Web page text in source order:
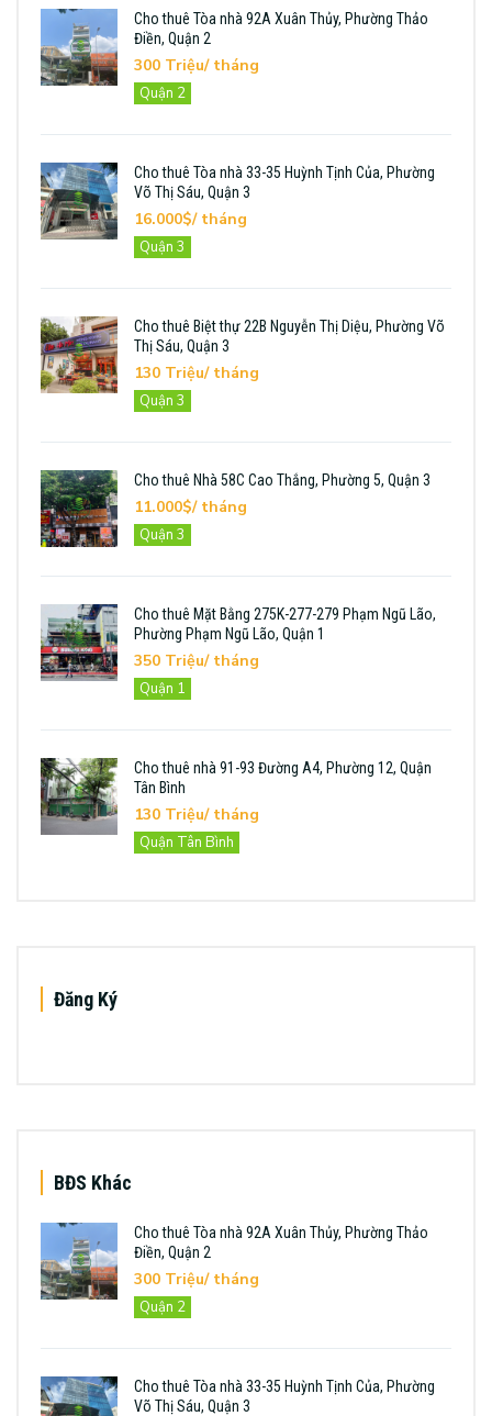
Cho thuê Tòa nhà 92A Xuân Thủy, Phường Thảo
Điền, Quận 2
300 Triệu/ tháng
Quận 2
Cho thuê Tòa nhà 33-35 Huỳnh Tịnh Của, Phường
Võ Thị Sáu, Quận 3
16.000$/ tháng
Quận 3
Cho thuê Biệt thự 22B Nguyễn Thị Diệu, Phường Võ
Thị Sáu, Quận 3
130 Triệu/ tháng
Quận 3
Cho thuê Nhà 58C Cao Thắng, Phường 5, Quận 3
11.000$/ tháng
Quận 3
Cho thuê Mặt Bằng 275K-277-279 Phạm Ngũ Lão,
Phường Phạm Ngũ Lão, Quận 1
350 Triệu/ tháng
Quận 1
Cho thuê nhà 91-93 Đường A4, Phường 12, Quận
Tân Bình
130 Triệu/ tháng
Quận Tân Bình
Đăng Ký
BĐS Khác
Cho thuê Tòa nhà 92A Xuân Thủy, Phường Thảo
Điền, Quận 2
300 Triệu/ tháng
Quận 2
Cho thuê Tòa nhà 33-35 Huỳnh Tịnh Của, Phường
Võ Thị Sáu, Quận 3